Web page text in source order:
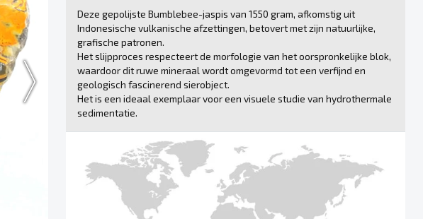
Deze gepolijste Bumblebee-jaspis van 1550 gram, afkomstig uit
Indonesische vulkanische afzettingen, betovert met zijn natuurlijke,
grafische patronen.
Het slijpproces respecteert de morfologie van het oorspronkelijke blok,
waardoor dit ruwe mineraal wordt omgevormd tot een verfijnd en
geologisch fascinerend sierobject.
Het is een ideaal exemplaar voor een visuele studie van hydrothermale
sedimentatie.